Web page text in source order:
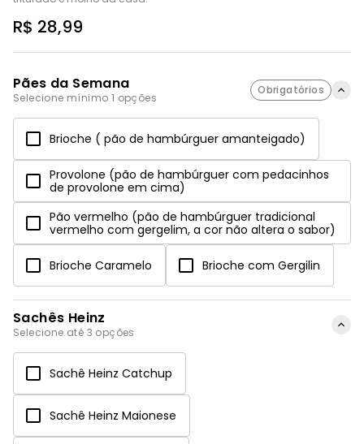
R$ 28,99
Pães da Semana
Selecione mínimo 1 opções
Obrigatórios
Brioche ( pão de hambúrguer amanteigado)
Provolone (pão de hambúrguer com pedacinhos
de provolone em cima)
Pão vermelho (pão de hambúrguer tradicional
vermelho com gergelim, a cor não altera o sabor)
Brioche Caramelo Brioche com Gergilin
Sachês Heinz
Selecione até 3 opções
Sachê Heinz Catchup
Sachê Heinz Maionese